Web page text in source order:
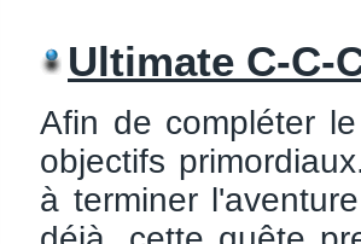
Ultimate C-C-
Afin de compléter
objectifs
à terminer